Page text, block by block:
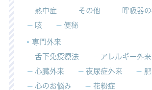
熱中症
その他
呼吸器
咳
便秘
専門外来
舌下免疫療法
アレルギー外来
心臓外来
夜尿症外来
心のお悩み
花粉症